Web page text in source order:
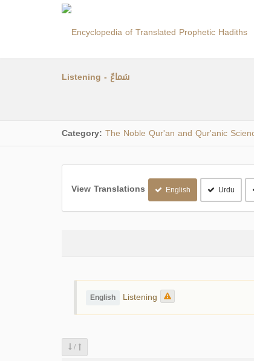
Listening - سَماعٌ
Category: The Noble Qur'an and Qur'anic
View Translations English Urdu
English Listening
/